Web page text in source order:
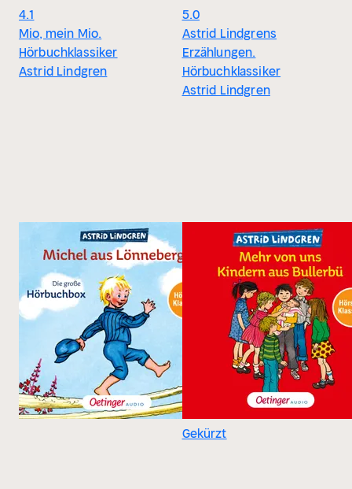
4.1
Mio, mein Mio.
Hörbuchklassiker
Astrid Lindgren
5.0
Astrid Lindgrens
Erzählungen.
Hörbuchklassiker
Astrid Lindgren
Gekürzt